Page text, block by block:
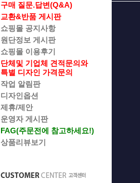
구매 질문.답변(Q&A)
교환&반품 게시판
쇼핑몰 공지사항
원단정보 게시판
쇼핑몰 이용후기
단체및 기업체 견적문의와
특별 디자인 가격문의
작업 알림판
디자인옵션
제휴/제안
운영자 게시판
FAG(주문전에 참고하세요!)
상품리뷰보기